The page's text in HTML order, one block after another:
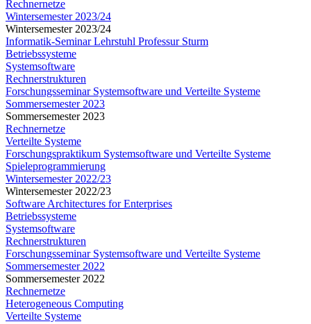
Rechnernetze
Wintersemester 2023/24
Wintersemester 2023/24
Informatik-Seminar Lehrstuhl Professur Sturm
Betriebssysteme
Systemsoftware
Rechnerstrukturen
Forschungsseminar Systemsoftware und Verteilte Systeme
Sommersemester 2023
Sommersemester 2023
Rechnernetze
Verteilte Systeme
Forschungspraktikum Systemsoftware und Verteilte Systeme
Spieleprogrammierung
Wintersemester 2022/23
Wintersemester 2022/23
Software Architectures for Enterprises
Betriebssysteme
Systemsoftware
Rechnerstrukturen
Forschungsseminar Systemsoftware und Verteilte Systeme
Sommersemester 2022
Sommersemester 2022
Rechnernetze
Heterogeneous Computing
Verteilte Systeme